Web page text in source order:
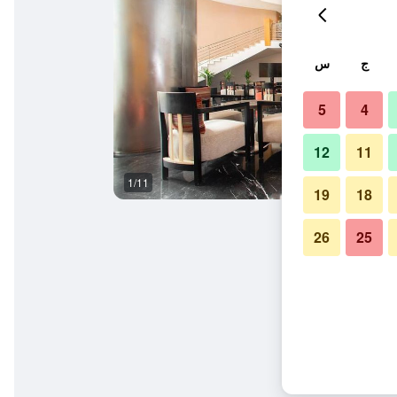
1/11
ج س
4
5
11
12
18
19
25
26